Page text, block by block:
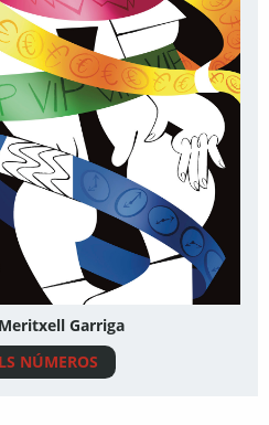
Garriga
NÚMEROS